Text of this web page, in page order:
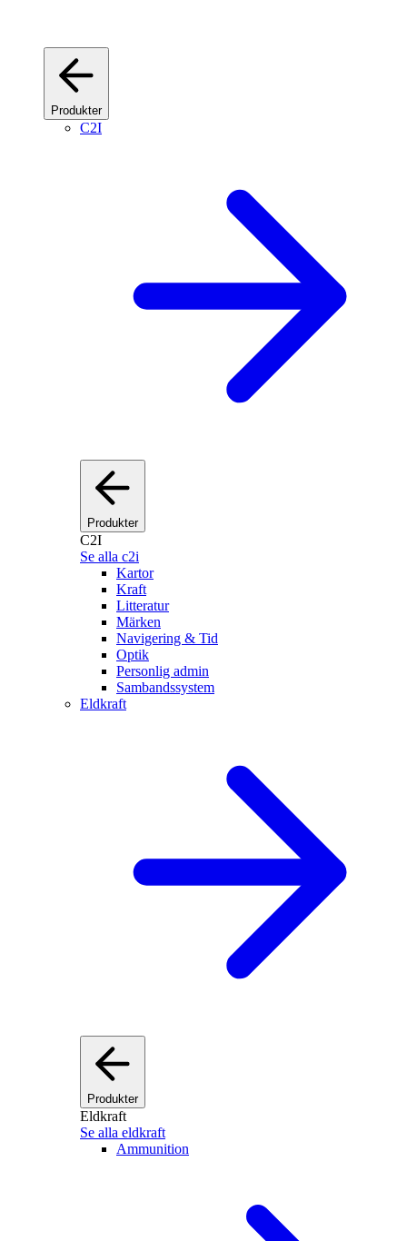
Produkter
C2I
Produkter
C2I
Se alla c2i
Kartor
Kraft
Litteratur
Märken
Navigering & Tid
Optik
Personlig admin
Sambandssystem
Eldkraft
Produkter
Eldkraft
Se alla eldkraft
Ammunition